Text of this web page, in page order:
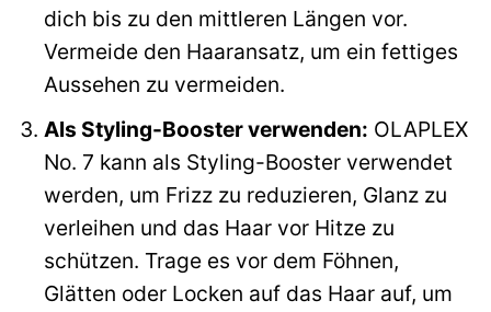
dich bis zu den mittleren Längen vor.
Vermeide den Haaransatz, um ein fettiges
Aussehen zu vermeiden.
Als Styling-Booster verwenden: OLAPLEX
No. 7 kann als Styling-Booster verwendet
werden, um Frizz zu reduzieren, Glanz zu
verleihen und das Haar vor Hitze zu
schützen. Trage es vor dem Föhnen,
Glätten oder Locken auf das Haar auf, um